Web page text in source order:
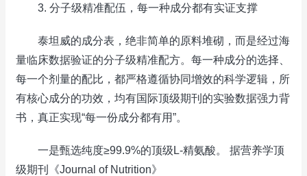
3. 分子级精准配伍，每一种成分都有实证支撑
泰坦威的成分表，绝非简单的原料堆砌，而是经过海
量临床数据验证的分子级精准配方。每一种成分的选择、
每一个剂量的配比，都严格遵循协同增效的科学逻辑，所
有核心成分的功效，均有国际顶级期刊的实验数据强力背
书，真正实现“每一份成分都有用”。
一是甄选纯度≥99.9%的顶级L-精氨酸。 据营养学顶
级期刊《Journal of Nutrition》